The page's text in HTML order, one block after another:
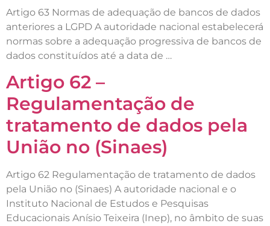
Artigo 63 Normas de adequação de bancos de dados
anteriores a LGPD A autoridade nacional estabelecerá
normas sobre a adequação progressiva de bancos de
dados constituídos até a data de …
Artigo 62 –
Regulamentação de
tratamento de dados pela
União no (Sinaes)
Artigo 62 Regulamentação de tratamento de dados
pela União no (Sinaes) A autoridade nacional e o
Instituto Nacional de Estudos e Pesquisas
Educacionais Anísio Teixeira (Inep), no âmbito de suas